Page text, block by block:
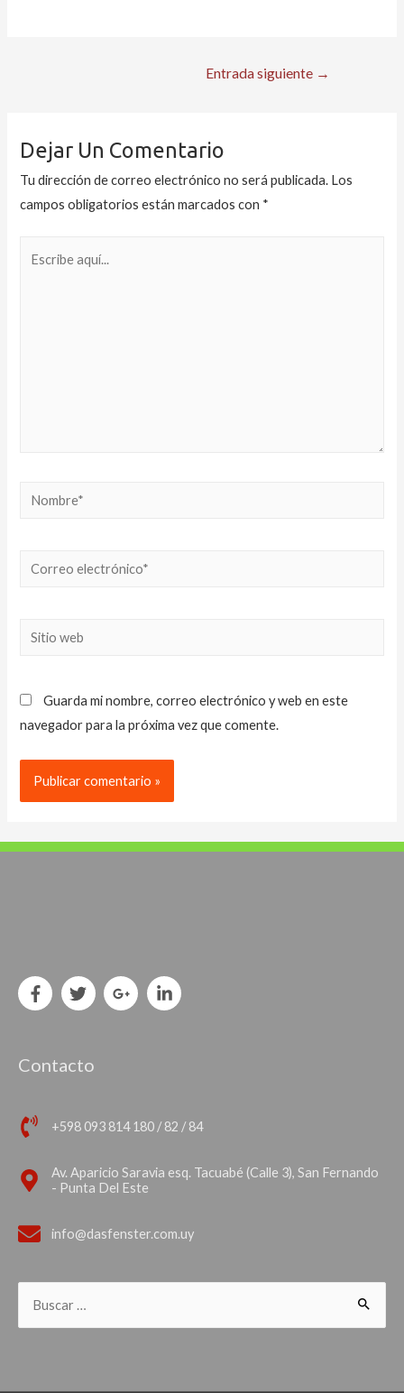
Entrada siguiente →
Dejar Un Comentario
Tu dirección de correo electrónico no será publicada. Los
campos obligatorios están marcados con *
Nombre*
Correo
Sitio
Guarda mi nombre, correo electrónico y web en este
navegador para la próxima vez que comente.
Contacto
+598 093 814 180 / 82 / 84
Av. Aparicio Saravia esq. Tacuabé (Calle 3), San Fernando
- Punta Del Este
info@dasfenster.com.uy